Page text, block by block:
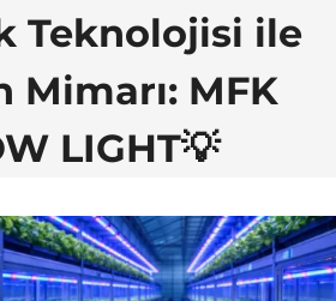
Teknolojisi ile
Mimarı: MFK
LIGHT💡